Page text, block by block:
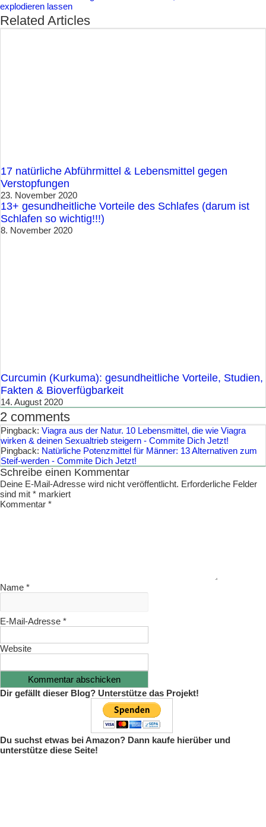
explodieren lassen
Related Articles
17 natürliche Abführmittel & Lebensmittel gegen
Verstopfungen
23. November 2020
13+ gesundheitliche Vorteile des Schlafes (darum ist
Schlafen so wichtig!!!)
8. November 2020
Curcumin (Kurkuma): gesundheitliche Vorteile, Studien,
Fakten & Bioverfügbarkeit
14. August 2020
2 comments
Pingback: Viagra aus der Natur. 10 Lebensmittel, die wie Viagra
wirken & deinen Sexualtrieb steigern - Commite Dich Jetzt!
Pingback: Natürliche Potenzmittel für Männer: 13 Alternativen zum
Steif-werden - Commite Dich Jetzt!
Schreibe einen Kommentar
Deine E-Mail-Adresse wird nicht veröffentlicht. Erforderliche Felder
sind mit * markiert
Kommentar *
Name *
E-Mail-Adresse *
Website
Dir gefällt dieser Blog? Unterstütze das Projekt!
Du suchst etwas bei Amazon? Dann kaufe hierüber und
unterstütze diese Seite!